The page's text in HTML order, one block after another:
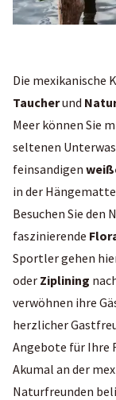
Die mexikanische
Taucherund
Meer können Sie
seltenen
feinsandigen
in der
Besuchen Sie den
faszinierende
Sportler gehen
oder Ziplining
verwöhnen ihre
herzlicher
Angebote für Ihre
Akumal an der
Naturfreunden